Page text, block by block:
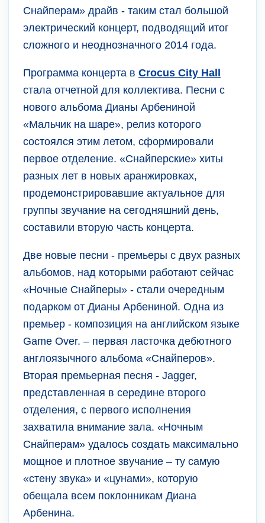
Снайперам» драйв - таким стал большой
электрический концерт, подводящий итог
сложного и неоднозначного 2014 года.
Программа концерта в Crocus City Hall
стала отчетной для коллектива. Песни с
нового альбома Дианы Арбениной
«Мальчик на шаре», релиз которого
состоялся этим летом, сформировали
первое отделение. «Снайперские» хиты
разных лет в новых аранжировках,
продемонстрировавшие актуальное для
группы звучание на сегодняшний день,
составили вторую часть концерта.
Две новые песни - премьеры с двух разных
альбомов, над которыми работают сейчас
«Ночные Снайперы» - стали очередным
подарком от Дианы Арбениной. Одна из
премьер - композиция на английском языке
Game Over. – первая ласточка дебютного
англоязычного альбома «Снайперов».
Вторая премьерная песня - Jagger,
представленная в середине второго
отделения, с первого исполнения
захватила внимание зала. «Ночным
Снайперам» удалось создать максимально
мощное и плотное звучание – ту самую
«стену звука» и «цунами», которую
обещала всем поклонникам Диана
Арбенина.